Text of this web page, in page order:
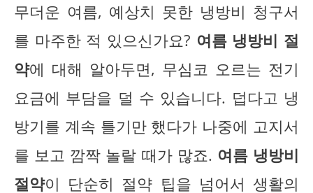
무더운 여름, 예상치 못한 냉방비 청구서
를 마주한 적 있으신가요? 여름 냉방비 절
약에 대해 알아두면, 무심코 오르는 전기
요금에 부담을 덜 수 있습니다. 덥다고 냉
방기를 계속 틀기만 했다가 나중에 고지서
를 보고 깜짝 놀랄 때가 많죠. 여름 냉방비
절약이 단순히 절약 팁을 넘어서 생활의